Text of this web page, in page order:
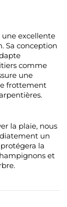
une excellente
Sa conception
comme
une
frottement
la plaie, nous
un
la
et